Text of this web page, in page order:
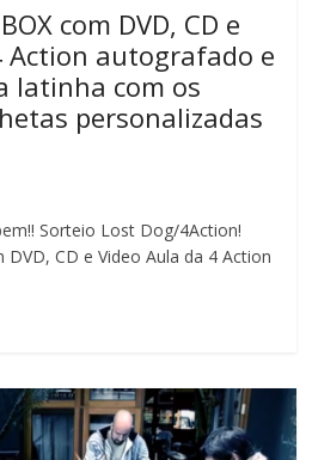
com DVD, CD e
Action autografado e
latinha com os
personalizadas
Sorteio Lost Dog/4Action!
CD e Video Aula da 4 Action